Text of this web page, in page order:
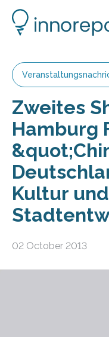
Zweites
Hamburg
Kultur und
02 October 2013